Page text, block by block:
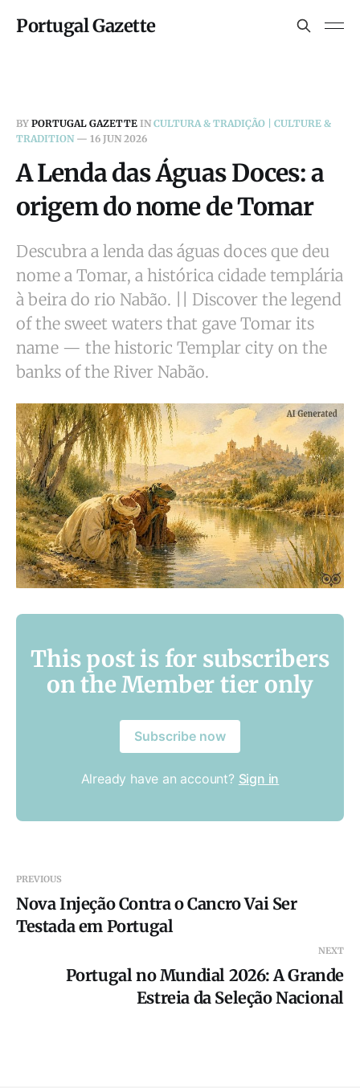
Portugal Gazette
BY PORTUGAL GAZETTE IN CULTURA & TRADIÇÃO | CULTURE &
TRADITION— 16 JUN 2026
A Lenda das Águas Doces: a
origem do nome de Tomar
Descubra a lenda das águas doces que deu
nome a Tomar, a histórica cidade templária
à beira do rio Nabão. || Discover the legend
of the sweet waters that gave Tomar its
name — the historic Templar city on the
banks of the River Nabão.
This post is for subscribers
on the Member tier only
Subscribe now
Already have an account? Sign in
PREVIOUS
Nova Injeção Contra o Cancro Vai Ser
Testada em Portugal
NEXT
Portugal no Mundial 2026: A Grande
Estreia da Seleção Nacional